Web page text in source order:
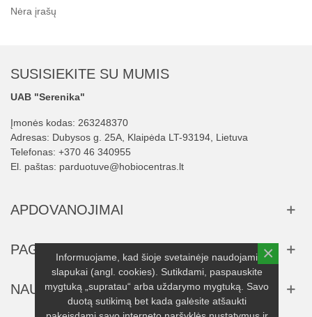
Nėra įrašų
SUSISIEKITE SU MUMIS
UAB "Serenika"
Įmonės kodas: 263248370
Adresas: Dubysos g. 25A, Klaipėda LT-93194, Lietuva
Telefonas: +370 46 340955
El. paštas: parduotuve@hobiocentras.lt
APDOVANOJIMAI
PAGALBA
NAUJIENLAIŠKIS
Informuojame, kad šioje svetainėje naudojami
slapukai (angl. cookies). Sutikdami, paspauskite
mygtuką „supratau“ arba uždarymo mygtuką. Savo
duotą sutikimą bet kada galėsite atšaukti
×